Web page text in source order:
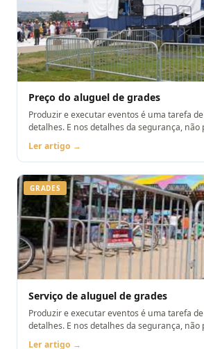
Preço do aluguel de grades
Produzir e executar eventos é uma tarefa
detalhes. E nos detalhes da segurança, não pode faltar Preço do
aluguel de grades
Ler artigo →
GRADES
Serviço de aluguel de grades
Produzir e executar eventos é uma tarefa
detalhes. E nos detalhes da segurança, não pode faltar Serviço
de aluguel de grades
Ler artigo →